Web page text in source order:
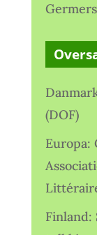
(DOF)
Europa:
Finland: